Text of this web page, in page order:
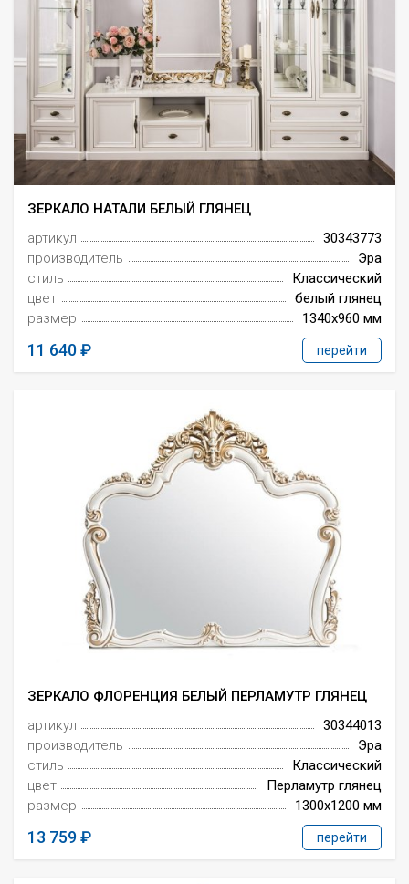
ЗЕРКАЛО НАТАЛИ БЕЛЫЙ ГЛЯНЕЦ
артикул
30343773
производитель
Эра
стиль
Классический
цвет
белый глянец
размер
1340x960 мм
11 640 перейти
ЗЕРКАЛО ФЛОРЕНЦИЯ БЕЛЫЙ ПЕРЛАМУТР ГЛЯНЕЦ
артикул
30344013
производитель
Эра
стиль
Классический
цвет
Перламутр глянец
размер
1300x1200 мм
13 759 перейти